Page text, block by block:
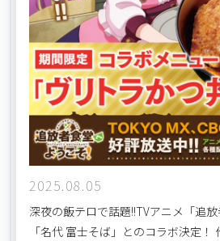
2025.08.05
深夜の飯テロで話題!!TVアニメ「追放
「名代 富士そば」とのコラボ決定！